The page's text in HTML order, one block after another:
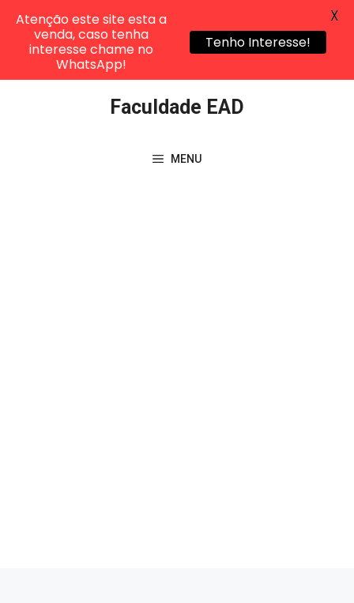
Faculdade EAD
MENU
Atenção este site esta a
venda, caso tenha
interesse chame no
WhatsApp!
Tenho Interesse!
X